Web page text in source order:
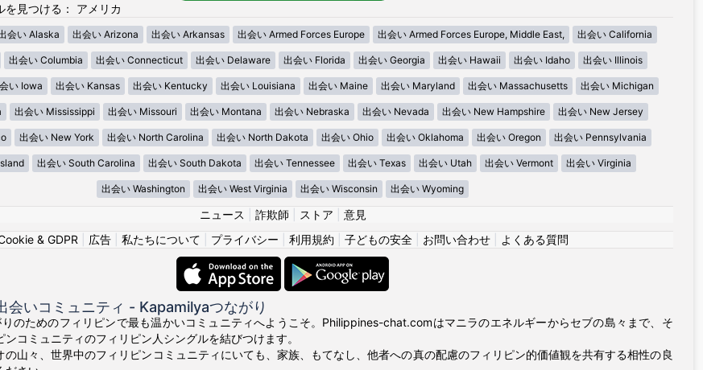
を見つける： アメリカ
会い Alaska 出会い Arizona 出会い Arkansas 出会い Armed Forces Europe 出会い Armed Forces Europe, Middle East, 出会い California
出会い Columbia 出会い Connecticut 出会い Delaware 出会い Florida 出会い Georgia 出会い Hawaii 出会い Idaho 出会い Illinois
い Iowa 出会い Kansas 出会い Kentucky 出会い Louisiana 出会い Maine 出会い Maryland 出会い Massachusetts 出会い Michigan
出会い Mississippi 出会い Missouri 出会い Montana 出会い Nebraska 出会い Nevada 出会い New Hampshire 出会い New Jersey
出会い New York 出会い North Carolina 出会い North Dakota 出会い Ohio 出会い Oklahoma 出会い Oregon 出会い Pennsylvania
出会い South Carolina 出会い South Dakota 出会い Tennessee 出会い Texas 出会い Utah 出会い Vermont 出会い Virginia
出会い Washington 出会い West Virginia 出会い Wisconsin 出会い Wyoming
ニュース 詐欺師 ストア
意見
& GDPR
広告| 私たちについて プライバシー 利用規約 子どもの安全| お問い合わせ| よくある質問
会いコミュニティ - Kapamilyaつながり
のためのフィリピンで最も温かいコミュニティへようこそ。Philippines-chat.comはマニラのエネルギーからセブの島々まで、そ
ンコミュニティのフィリピン人シングルを結びつけます。
の山々、世界中のフィリピンコミュニティにいても、家族、もてなし、他者への真の配慮のフィリピン的価値観を共有する相性の良